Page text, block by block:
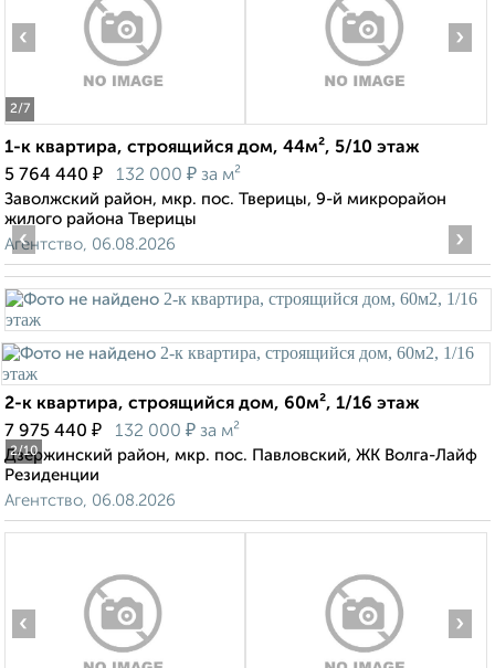
2/7
‹ ›
1-к квартира, строящийся дом, 44м², 5/10 этаж
5 764 440 ₽ 132 000 ₽ за м²
Заволжский район, мкр. пос. Тверицы, 9-й микрорайон
жилого района Тверицы
Агентство, 06.08.2026
2/10
‹ ›
2-к квартира, строящийся дом, 60м², 1/16 этаж
7 975 440 ₽ 132 000 ₽ за м²
Дзержинский район, мкр. пос. Павловский, ЖК Волга-Лайф
Резиденции
Агентство, 06.08.2026
‹ ›